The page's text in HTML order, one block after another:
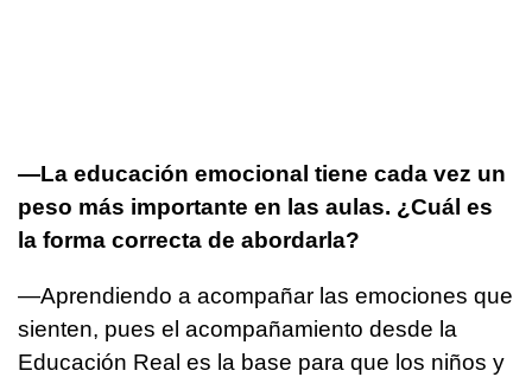
—La educación emocional tiene cada vez un
peso más importante en las aulas. ¿Cuál es
la forma correcta de abordarla?
—Aprendiendo a acompañar las emociones que
sienten, pues el acompañamiento desde la
Educación Real es la base para que los niños y